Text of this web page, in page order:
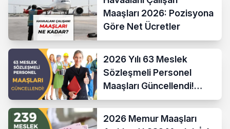
Maaşları 2026: Pozisyona
Göre Net Ücretler
2026 Yılı 63 Meslek
Sözleşmeli Personel
Maaşları Güncellendi!
Hesaplama Formülü ve
2026 Memur Maaşları